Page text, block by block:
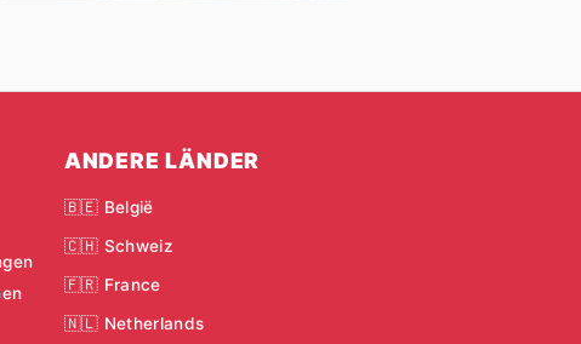
ANDERE LÄNDER
🇧🇪 België
🇨🇭 Schweiz
🇫🇷 France
🇳🇱 Netherlands